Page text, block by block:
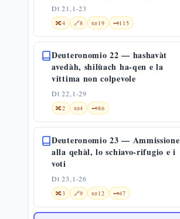
Dt 21,1-23
🔀4 🔗8 📜19 🗝️115
Deuteronomio 22 — hashavàt
avedàh, shilùach ha-qen e la
vittima non colpevole
Dt 22,1-29
🔀2 📜4 🗝️86
Deuteronomio 23 — Ammissione
alla qehàl, lo schiavo-rifugio e i
voti
Dt 23,1-26
🔀3 🔗9 📜12 🗝️47